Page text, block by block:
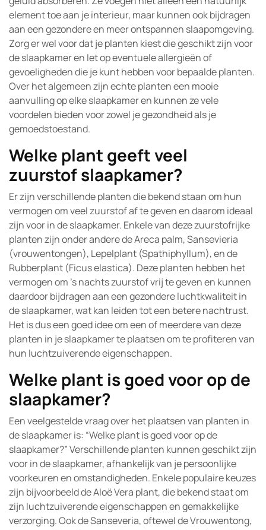
element toe aan je interieur, maar kunnen ook bijdragen
aan een gezondere en meer ontspannen slaapomgeving.
Zorg er wel voor dat je planten kiest die geschikt zijn voor
de slaapkamer en let op eventuele allergieën of
gevoeligheden die je kunt hebben voor bepaalde planten.
Over het algemeen zijn echte planten een mooie
aanvulling op elke slaapkamer en kunnen ze vele
voordelen bieden voor zowel je gezondheid als je
gemoedstoestand.
Welke plant geeft veel
zuurstof slaapkamer?
Er zijn verschillende planten die bekend staan om hun
vermogen om veel zuurstof af te geven en daarom ideaal
zijn voor in de slaapkamer. Enkele van deze zuurstofrijke
planten zijn onder andere de Areca palm, Sansevieria
(vrouwentongen), Lepelplant (Spathiphyllum), en de
Rubberplant (Ficus elastica). Deze planten hebben het
vermogen om ’s nachts zuurstof vrij te geven en kunnen
daardoor bijdragen aan een gezondere luchtkwaliteit in
de slaapkamer, wat kan leiden tot een betere nachtrust.
Het is dus een goed idee om een of meerdere van deze
planten in je slaapkamer te plaatsen om te profiteren van
hun luchtzuiverende eigenschappen.
Welke plant is goed voor op de
slaapkamer?
Een veelgestelde vraag over het plaatsen van planten in
de slaapkamer is: “Welke plant is goed voor op de
slaapkamer?” Verschillende planten kunnen geschikt zijn
voor in de slaapkamer, afhankelijk van je persoonlijke
voorkeuren en omstandigheden. Enkele populaire keuzes
zijn bijvoorbeeld de Aloë Vera plant, die bekend staat om
zijn luchtzuiverende eigenschappen en gemakkelijke
verzorging. Ook de Sanseveria, oftewel de Vrouwentong,